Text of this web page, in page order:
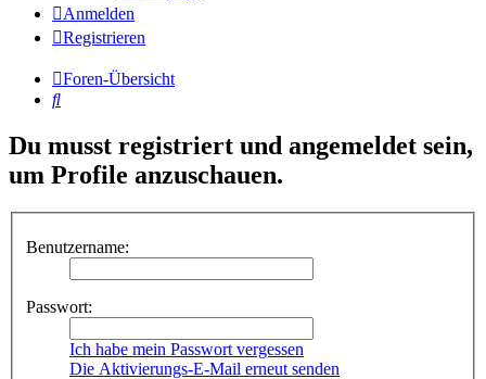
Anmelden
Registrieren
Foren-Übersicht
Suche
Du musst registriert und angemeldet sein,
um Profile anzuschauen.
Benutzername:
Passwort:
Ich habe mein Passwort vergessen
Die Aktivierungs-E-Mail erneut senden